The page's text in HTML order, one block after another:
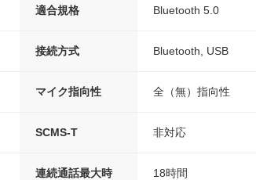
適合規格 Bluetooth 5.0
接続方式 Bluetooth, USB
マイク指向性 全（無）指向性
SCMS-T 非対応
連続通話最大時
18時間